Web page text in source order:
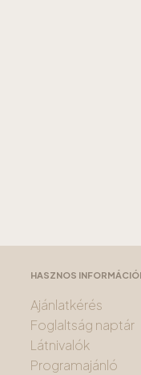
HASZNOS
Ajánlatkérés
Foglaltság naptár
Látnivalók
Programajánló